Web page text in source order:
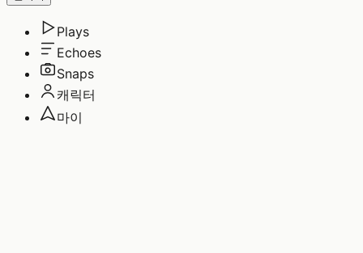
Plays
Echoes
Snaps
캐릭터
마이